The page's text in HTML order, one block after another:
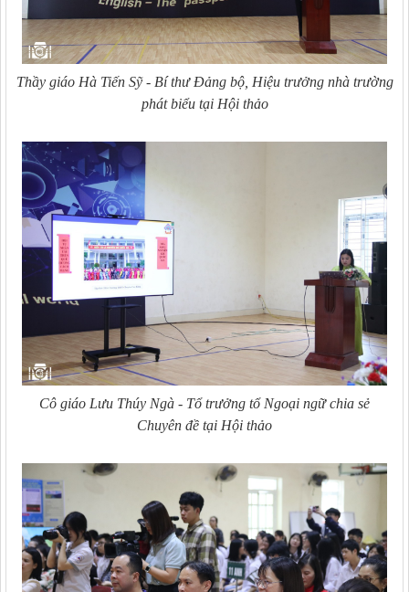
Thầy giáo Hà Tiến Sỹ - Bí thư Đảng bộ, Hiệu trưởng nhà trường
phát biểu tại Hội thảo
Cô giáo Lưu Thúy Ngà - Tổ trưởng tổ Ngoại ngữ chia sẻ
Chuyên đề tại Hội thảo